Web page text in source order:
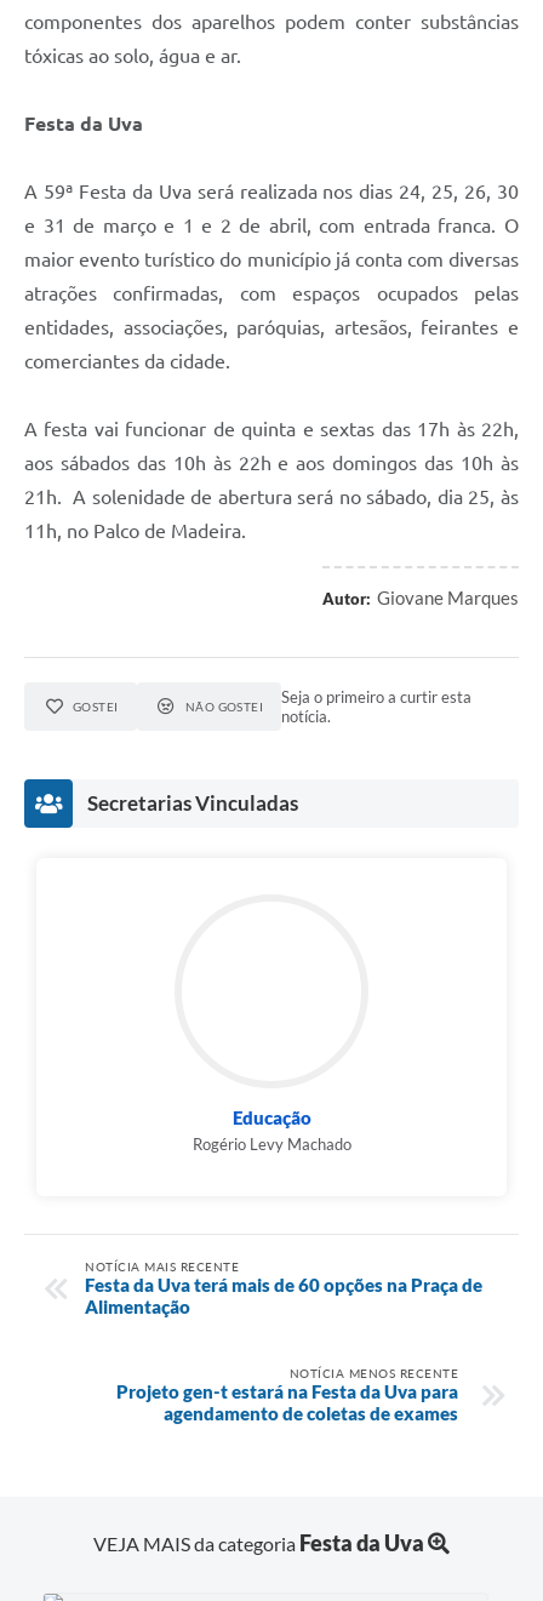
componentes dos aparelhos podem conter substâncias
tóxicas ao solo, água e ar.
Festa da Uva
A 59ª Festa da Uva será realizada nos dias 24, 25, 26, 30
e 31 de março e 1 e 2 de abril, com entrada franca. O
maior evento turístico do município já conta com diversas
atrações confirmadas, com espaços ocupados pelas
entidades, associações, paróquias, artesãos, feirantes e
comerciantes da cidade.
A festa vai funcionar de quinta e sextas das 17h às 22h,
aos sábados das 10h às 22h e aos domingos das 10h às
21h. A solenidade de abertura será no sábado, dia 25, às
11h, no Palco de Madeira.
Autor: Giovane Marques
GOSTEI NÃO GOSTEI
Seja o primeiro a curtir esta
notícia.
Secretarias Vinculadas
Educação
Rogério Levy Machado
NOTÍCIA MAIS RECENTE
Festa da Uva terá mais de 60 opções na Praça de
Alimentação
NOTÍCIA MENOS RECENTE
Projeto gen-t estará na Festa da Uva para
agendamento de coletas de exames
VEJA MAIS da categoria Festa da Uva